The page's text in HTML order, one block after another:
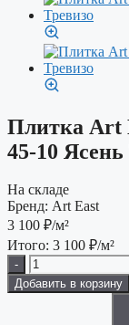
Плитка Art
45-10 Ясень
На складе
Бренд: Art East
3 100 ₽/м²
Итого: 3 100 ₽/м²
-
Добавить в корзину